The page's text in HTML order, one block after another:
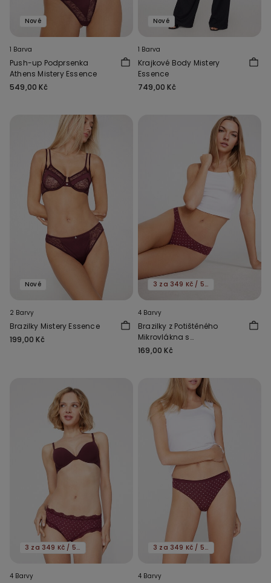
Nové
1 Barva
Push-up Podprsenka
Athens Mistery Essence
549,00 Kč
Nové
1 Barva
Krajkové Body Mistery
Essence
749,00 Kč
Nové
2 Barvy
Brazilky Mistery Essence
199,00 Kč
3 za 349 Kč / 5 za 549 Kč
4 Barvy
Brazilky z Potištěného
Mikrovlákna s
Nezačištěnými Švy
169,00 Kč
3 za 349 Kč / 5 za 549 Kč
4 Barvy
3 za 349 Kč / 5 za 549 Kč
4 Barvy